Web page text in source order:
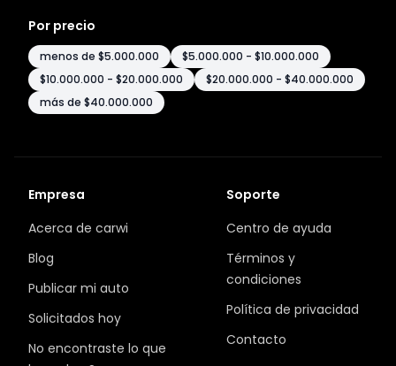
Por precio
menos de $5.000.000
$5.000.000 - $10.000.000
$10.000.000 - $20.000.000
$20.000.000 - $40.000.000
más de $40.000.000
Empresa
Acerca de carwi
Blog
Publicar mi auto
Solicitados hoy
No encontraste lo que
Soporte
Centro de ayuda
Términos y
condiciones
Política de privacidad
Contacto